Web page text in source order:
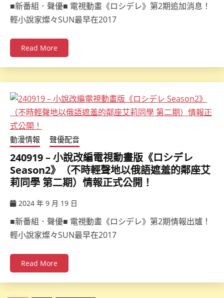
■新番組．聲優■ 電視動畫《ロシデレ》第2期追加消息！
輕小說家燦々SUN最早在2017
Read More
動漫情報 聲優配音
240919 – 小說改編電視動畫版《ロシデレ
Season2》（不時輕聲地以俄語遮羞的鄰座艾
莉同學 第二期）情報正式公開！
2024 年 9 月 19 日
■新番組．聲優■ 電視動畫《ロシデレ》第2期情報出爐！
輕小說家燦々SUN最早在2017
Read More